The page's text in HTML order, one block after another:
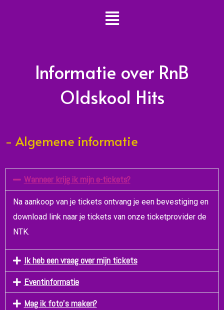
Informatie over RnB
Oldskool Hits
- Algemene informatie
Wanneer krijg ik mijn e-tickets?
Na aankoop van je tickets ontvang je een bevestiging en
download link naar je tickets van onze ticketprovider de
NTK.
Ik heb een vraag over mijn tickets
Eventinformatie
Mag ik foto's maken?